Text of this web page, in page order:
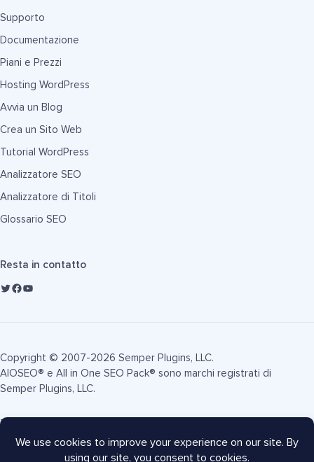
Supporto
Documentazione
Piani e Prezzi
Hosting WordPress
Avvia un Blog
Crea un Sito Web
Tutorial WordPress
Analizzatore SEO
Analizzatore di Titoli
Glossario SEO
Resta in contatto
Copyright © 2007-2026 Semper Plugins, LLC.
AIOSEO® e All in One SEO Pack® sono marchi registrati di
Semper Plugins, LLC.
Termini di Servizio
Mappa del sito
Coupon AIOSEO